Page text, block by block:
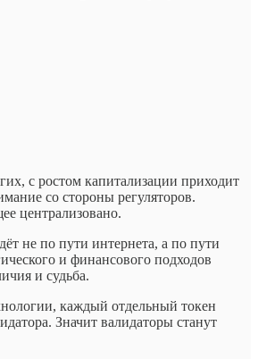
с ростом капитализации приходит
со стороны регуляторов.
централизовано.
не по пути интернета, а по пути
и финансового подходов
и судьба.
каждый отдельный токен
Значит валидаторы станут